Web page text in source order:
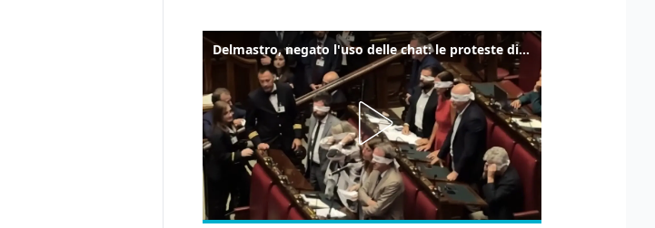
Delmastro, negato l'uso delle chat: le proteste di Avs e M5s